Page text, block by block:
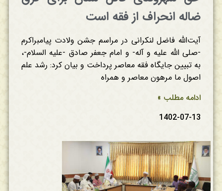
ضاله انحراف از فقه است
آیت‌الله فاضل لنکرانی در مراسم جشن ولادت پیامبراکرم
-صلی الله علیه و آله- و امام جعفر صادق -علیه السلام-،
به تبیین جایگاه فقه معاصر پرداخت و بیان کرد: رشد علم
اصول ما مرهون معاصر و همراه
ادامه مطلب »
1402-07-13